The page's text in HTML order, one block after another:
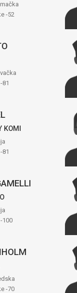
-52
81
KOMI
81
100
-70